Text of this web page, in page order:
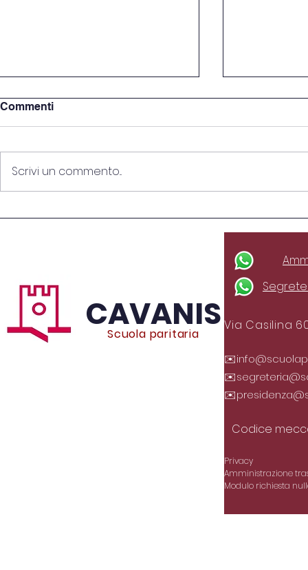
Commenti
Scrivi un commento...
Scuola paritaria
CAVANIS Via Casilina
✉️
✉️
✉️
Codice
Privacy
Amministrazione
Modulo richiesta